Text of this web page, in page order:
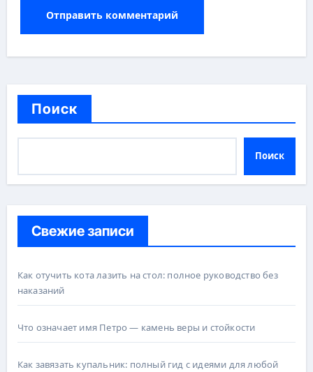
Поиск
Поиск
Свежие записи
Как отучить кота лазить на стол: полное руководство без
наказаний
Что означает имя Петро — камень веры и стойкости
Как завязать купальник: полный гид с идеями для любой